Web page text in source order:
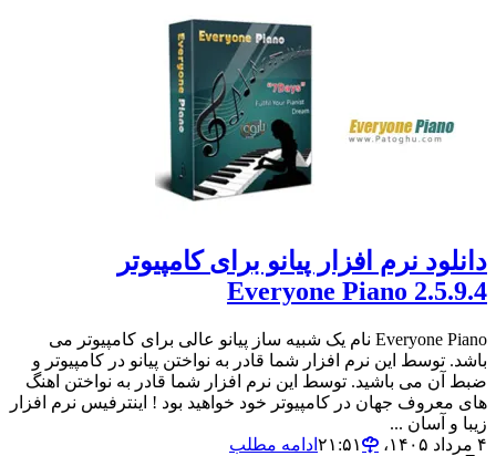
دانلود نرم افزار پیانو برای کامپیوتر
Everyone Piano 2.5.9.4
Everyone Piano نام یک شبیه ساز پیانو عالی برای کامپیوتر می
باشد. توسط این نرم افزار شما قادر به نواختن پیانو در کامپیوتر و
ضبط آن می باشید. توسط این نرم افزار شما قادر به نواختن اهنگ
های معروف جهان در کامپیوتر خود خواهید بود ! اینترفیس نرم افزار
زیبا و آسان ...
۴ مرداد ۱۴۰۵،‏ ۲۱:۵۱
ادامه مطلب